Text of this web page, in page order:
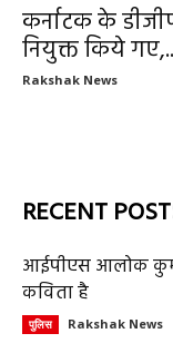
कर्नाटक के
नियुक्त किये
Rakshak News
RECENT
आईपीएस आलोक
कविता है
पुलिस Rakshak News